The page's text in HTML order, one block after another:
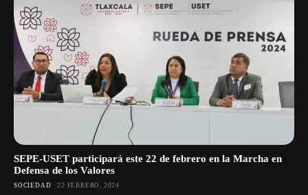
SEPE-USET participará este 22 de febrero en la Marcha en
Defensa de los Valores
SOCIEDAD 22 FEBRERO, 2024